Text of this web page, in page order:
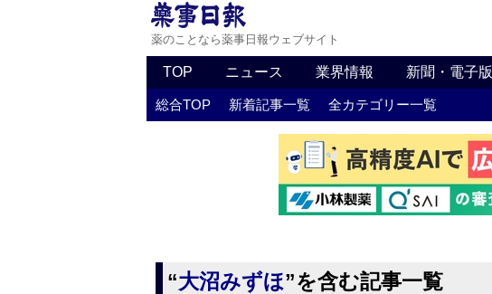
薬のことなら薬事日報ウェブサイト
TOP ニュース 業界情報 新聞・電子版
総合TOP 新着記事一覧 全カテゴリー一覧
“大沼みずほ”を含む記事一覧